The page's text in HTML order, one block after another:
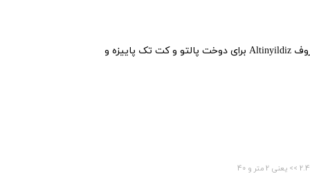
این پارچه زیبا و اسپرت از برند معروف Altinyildiz برای دوخت پالتو و کت تک پاییزه و
مقدار را برحسب متر وارد نمایید. (مثال: مقدار 2.4 >> یعنی 2 متر و 40